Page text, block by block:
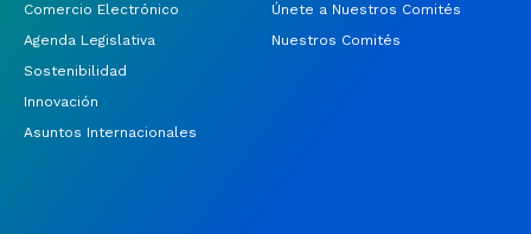
Comercio Electrónico
Agenda Legislativa
Sostenibilidad
Innovación
Asuntos Internacionales
Únete a Nuestros Comités
Nuestros Comités